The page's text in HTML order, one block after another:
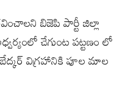
బిజెపి పార్టీ జిల్లా
చేగుంట పట్టణం లో
విగ్రహానికి పూల మాల